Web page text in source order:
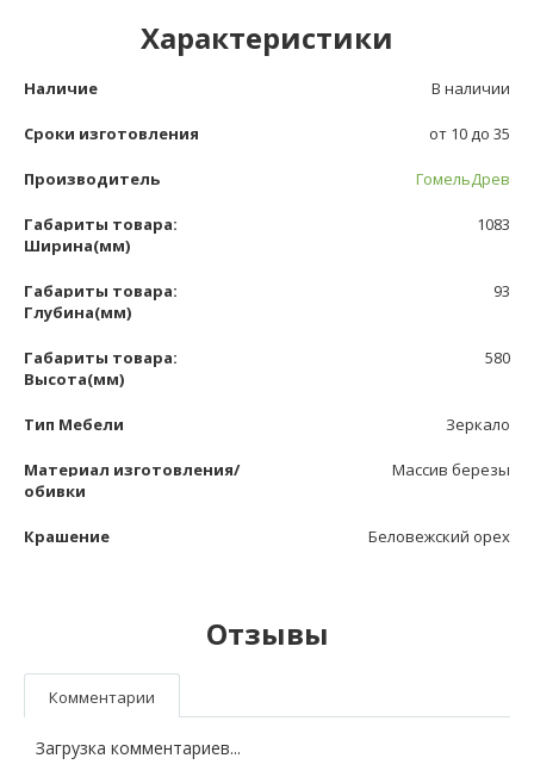
Характеристики
Наличие В наличии
Сроки изготовления от 10 до 35
Производитель ГомельДрев
Габариты товара:
Ширина(мм)
1083
Габариты товара:
Глубина(мм)
93
Габариты товара:
Высота(мм)
580
Тип Мебели Зеркало
Материал изготовления/
обивки
Массив березы
Крашение Беловежский орех
Отзывы
Комментарии
Загрузка комментариев...